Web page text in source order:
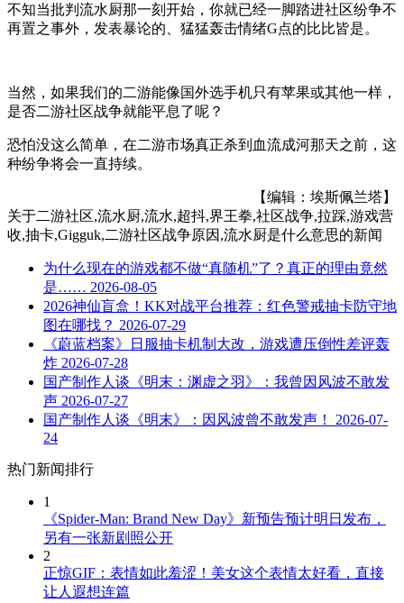
不知当批判流水厨那一刻开始，你就已经一脚踏进社区纷争不
再置之事外，发表暴论的、猛猛轰击情绪G点的比比皆是。
当然，如果我们的二游能像国外选手机只有苹果或其他一样，
是否二游社区战争就能平息了呢？
恐怕没这么简单，在二游市场真正杀到血流成河那天之前，这
种纷争将会一直持续。
【编辑：埃斯佩兰塔】
关于二游社区,流水厨,流水,超抖,界王拳,社区战争,拉踩,游戏营
收,抽卡,Gigguk,二游社区战争原因,流水厨是什么意思的新闻
为什么现在的游戏都不做“真随机”了？真正的理由竟然
是…… 2026-08-05
2026神仙盲盒！KK对战平台推荐：红色警戒抽卡防守地
图在哪找？ 2026-07-29
《蔚蓝档案》日服抽卡机制大改，游戏遭压倒性差评轰
炸 2026-07-28
国产制作人谈《明末：渊虚之羽》：我曾因风波不敢发
声 2026-07-27
国产制作人谈《明末》：因风波曾不敢发声！
2026-07-
24
热门新闻排行
1
《Spider-Man: Brand New Day》新预告预计明日发布，
另有一张新剧照公开
2
正惊GIF：表情如此羞涩！美女这个表情太好看，直接
让人遐想连篇